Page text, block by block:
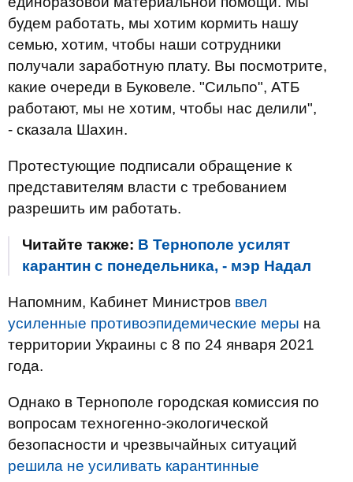
будем работать, мы хотим кормить нашу
семью, хотим, чтобы наши сотрудники
получали заработную плату. Вы посмотрите,
какие очереди в Буковеле. "Сильпо", АТБ
работают, мы не хотим, чтобы нас делили",
- сказала Шахин.
Протестующие подписали обращение к
представителям власти с требованием
разрешить им работать.
Читайте также: В Тернополе усилят
карантин с понедельника, - мэр Надал
Напомним, Кабинет Министров ввел
усиленные противоэпидемические меры на
территории Украины с 8 по 24 января 2021
года.
Однако в Тернополе городская комиссия по
вопросам техногенно-экологической
безопасности и чрезвычайных ситуаций
решила не усиливать карантинные